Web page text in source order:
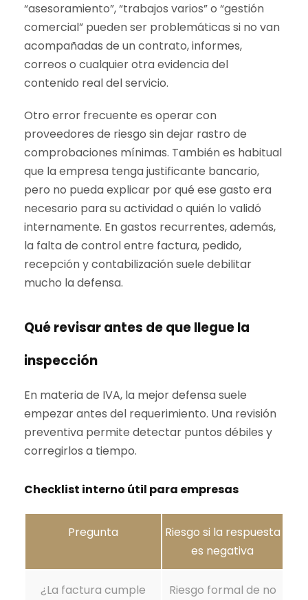
“asesoramiento”, “trabajos varios” o “gestión
comercial” pueden ser problemáticas si no van
acompañadas de un contrato, informes,
correos o cualquier otra evidencia del
contenido real del servicio.
Otro error frecuente es operar con
proveedores de riesgo sin dejar rastro de
comprobaciones mínimas. También es habitual
que la empresa tenga justificante bancario,
pero no pueda explicar por qué ese gasto era
necesario para su actividad o quién lo validó
internamente. En gastos recurrentes, además,
la falta de control entre factura, pedido,
recepción y contabilización suele debilitar
mucho la defensa.
Qué revisar antes de que llegue la
inspección
En materia de IVA, la mejor defensa suele
empezar antes del requerimiento. Una revisión
preventiva permite detectar puntos débiles y
corregirlos a tiempo.
Checklist interno útil para empresas
Pregunta
Riesgo si la respuesta
es negativa
¿La factura cumple
Riesgo formal de no